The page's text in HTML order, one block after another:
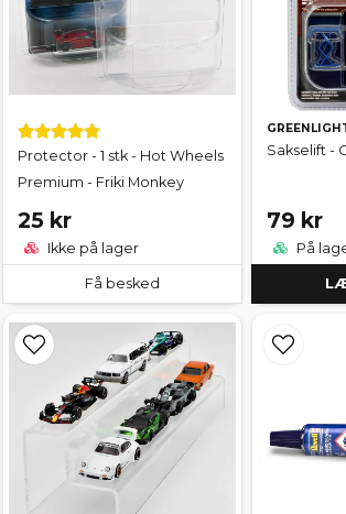
Protector - 1 stk - Hot Wheels
Premium - Friki Monkey
25 kr
Ikke på lager
Få besked
Sakselift -
79 kr
På